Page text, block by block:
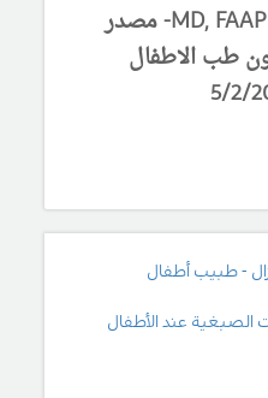
الدكتور رضوان غزال MD, FAAP- مصدر
طب الاطفال
- طبيب أطفال
الصبغية عند الأطفال